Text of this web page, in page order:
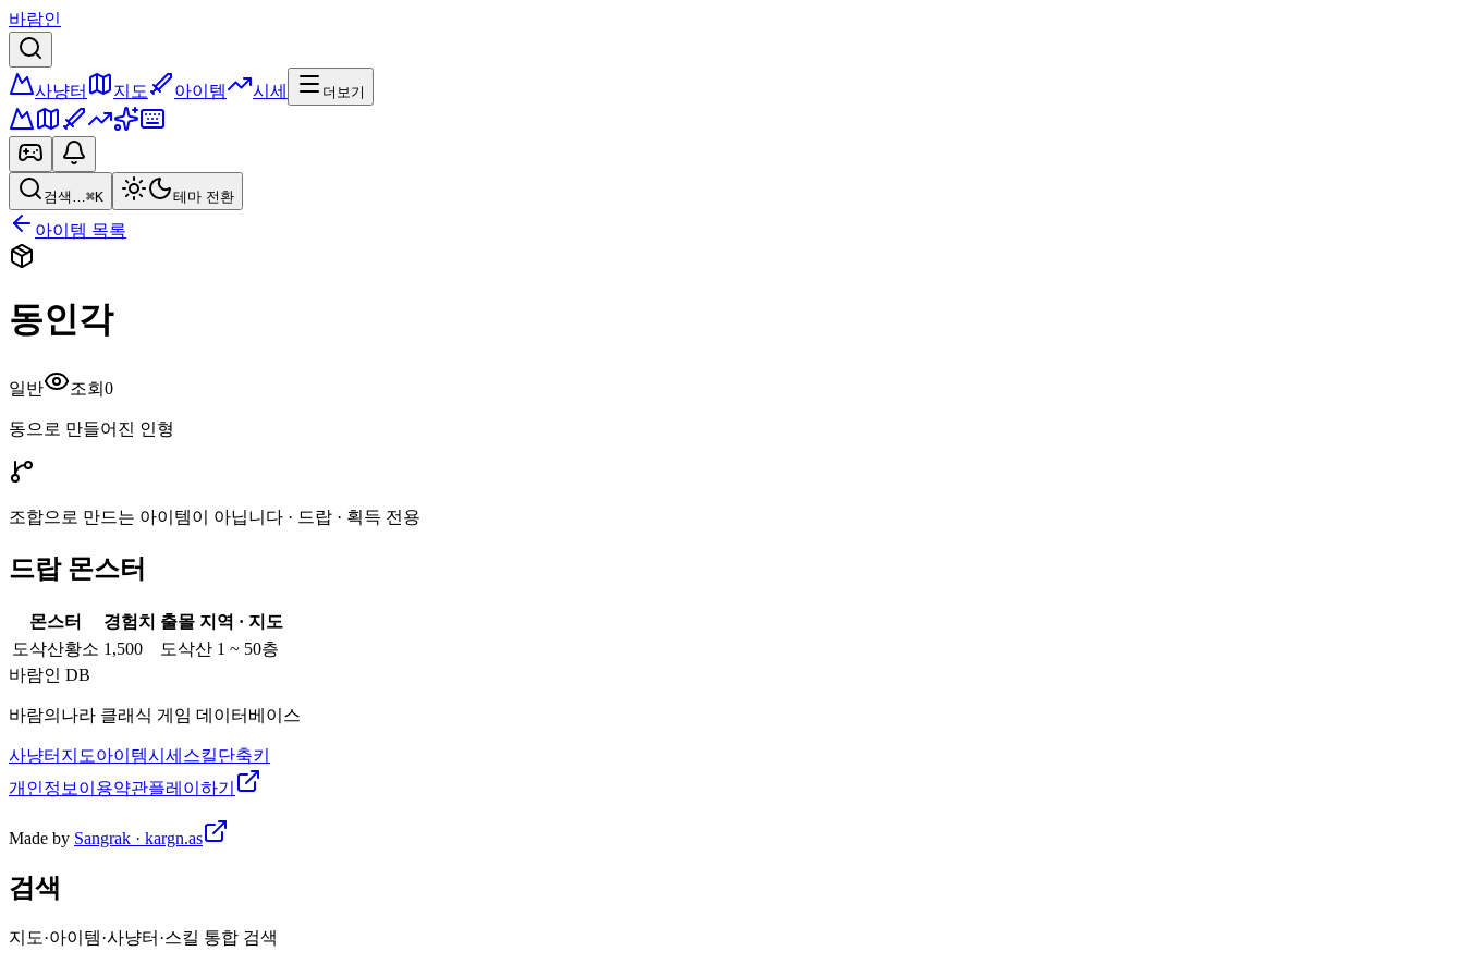
바람인
사냥터 지도 아이템 시세 더보기
검색…⌘K 테마 전환
아이템 목록
동인각
일반 조회 0
동으로 만들어진 인형
조합으로 만드는 아이템이 아닙니다 · 드랍 · 획득 전용
드랍 몬스터
몬스터 경험치 출몰 지역 · 지도
도삭산황소 1,500
도삭산 1 ~ 50층
바람인 DB
바람의나라 클래식 게임 데이터베이스
사냥터 지도아이템시세 스킬단축키
개인정보 이용약관플레이하기
Made by Sangrak · kargn.as
검색
지도·아이템·사냥터·스킬 통합 검색